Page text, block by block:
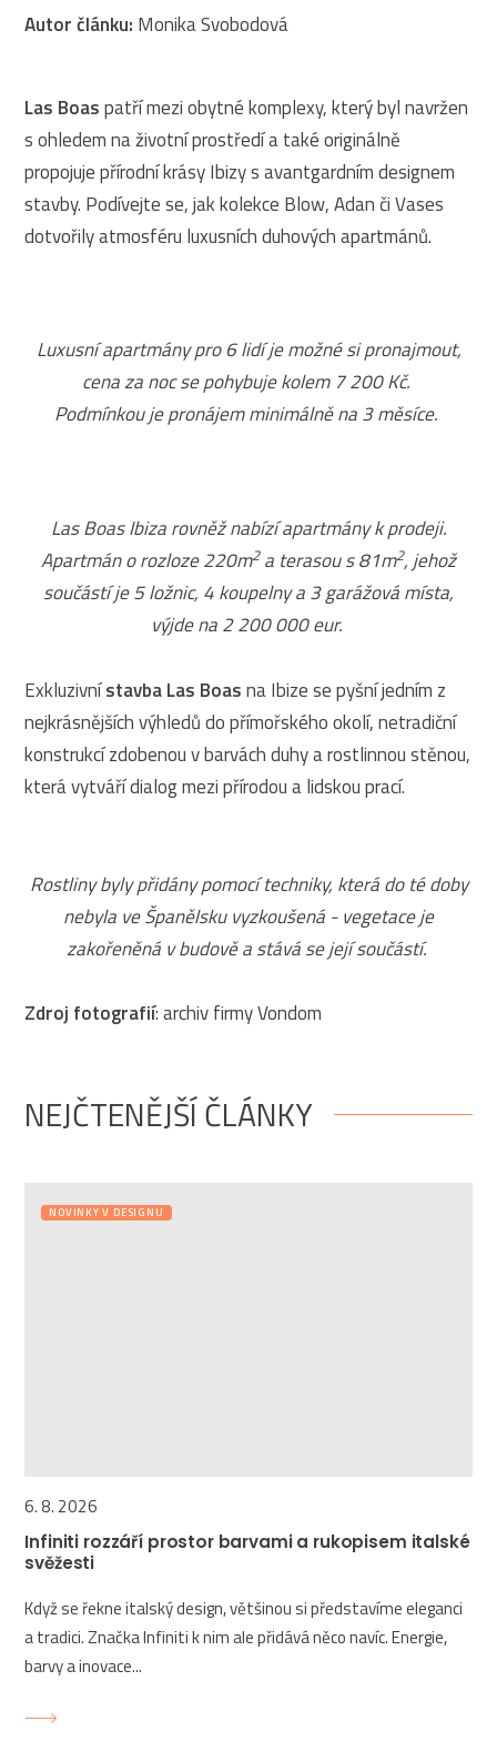
Autor článku: Monika Svobodová
Las Boaspatří mezi obytné komplexy, který byl navržen
s ohledem na životní prostředí a také originálně
propojuje přírodní krásy Ibizy s avantgardním designem
stavby. Podívejte se, jak kolekce Blow, Adan či Vases
dotvořily atmosféru luxusních duhových apartmánů.
Luxusní apartmány pro 6 lidí je možné si pronajmout,
cena za noc se pohybuje kolem 7 200 Kč.
Podmínkou je pronájem minimálně na 3 měsíce.
Las Boas Ibiza rovněž nabízí apartmány k prodeji.
Apartmán o rozloze 220m2a terasou s 81m2, jehož
součástí je 5 ložnic, 4 koupelny a 3 garážová místa,
výjde na 2 200 000 eur.
Exkluzivnístavba Las Boasna Ibize se pyšní jedním z
nejkrásnějších výhledů do přímořského okolí, netradiční
konstrukcí zdobenou v barvách duhy a rostlinnou stěnou,
která vytváří dialog mezi přírodou a lidskou prací.
Rostliny byly přidány pomocí techniky, která do té doby
nebyla ve Španělsku vyzkoušená - vegetace je
zakořeněná v budově a stává se její součástí.
Zdroj fotografií: archiv firmy Vondom
NEJČTENĚJŠÍ ČLÁNKY
NOVINKY V DESIGNU
6. 8. 2026
Infiniti rozzáří prostor barvami a rukopisem italské
svěžesti
Když se řekne italský design, většinou si představíme eleganci
a tradici. Značka Infiniti k nim ale přidává něco navíc. Energie,
barvy a inovace...